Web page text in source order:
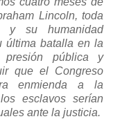
Lincoln, toda
y su humanidad
última batalla en la
pública y
que el Congreso
enmienda a la
esclavos serían
ante la justicia.